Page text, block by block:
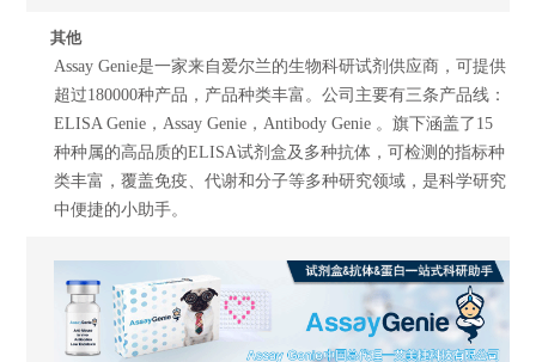
其他
Assay Genie是一家来自爱尔兰的生物科研试剂供应商，可提供
超过180000种产品，产品种类丰富。公司主要有三条产品线：
ELISA Genie，Assay Genie，Antibody Genie 。旗下涵盖了15
种种属的高品质的ELISA试剂盒及多种抗体，可检测的指标种
类丰富，覆盖免疫、代谢和分子等多种研究领域，是科学研究
中便捷的小助手。